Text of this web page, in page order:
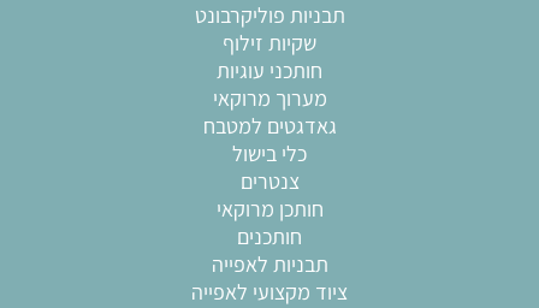
תבניות פוליקרבונט
שקיות זילוף
חותכני עוגיות
מערוך מרוקאי
גאדגטים למטבח
כלי בישול
צנטרים
חותכן מרוקאי
חותכנים
תבניות לאפייה
ציוד מקצועי לאפייה